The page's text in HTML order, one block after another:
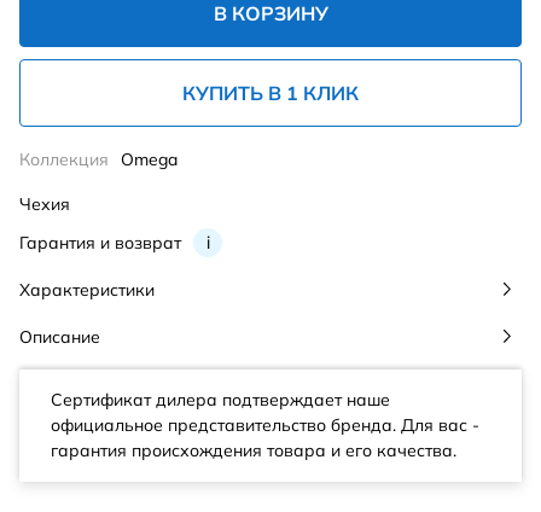
В КОРЗИНУ
КУПИТЬ В 1 КЛИК
Гарантия и возврат i
Коллекция Omega
Чехия
Характеристики
Описание
Сертификат дилера подтверждает наше
официальное представительство бренда. Для вас -
гарантия происхождения товара и его качества.